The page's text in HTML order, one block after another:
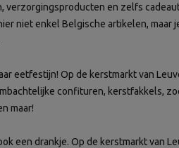
verzorgingsproducten en zelfs
niet enkel Belgische artikelen, maar
eetfestijn! Op de kerstmarkt van
confituren, kerstfakkels,
maar!
een drankje. Op de kerstmarkt van